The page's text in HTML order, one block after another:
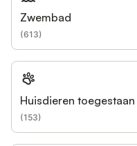
Zwembad
(613)
Huisdieren toegestaan
(153)